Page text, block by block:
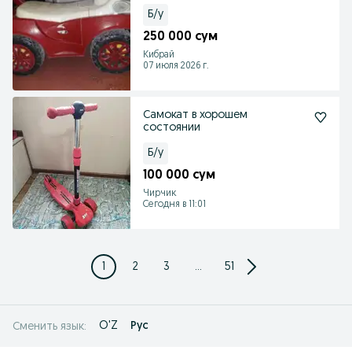
Б/у
250 000 сум
Кибрай
07 июля 2026 г.
Самокат в хорошем
состоянии
Б/у
100 000 сум
Чирчик
Сегодня в 11:01
1 2 3 ... 51
Сменить язык: O'Z Рус